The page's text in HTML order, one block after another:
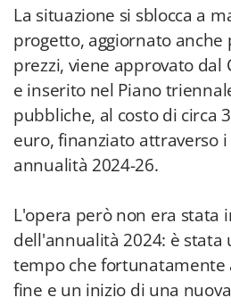
La situazione si sblocca a
progetto, aggiornato
prezzi, viene approvato dal
e inserito nel Piano
pubbliche, al costo di circa
euro, finanziato attraverso i
annualità 2024-26.
L'opera però non era stata
dell'annualità 2024: è stata
tempo che fortunatamente
fine e un inizio di una